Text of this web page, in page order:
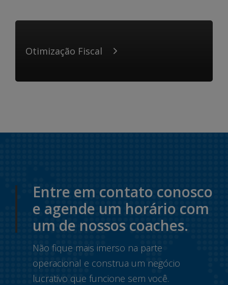
Otimização Fiscal
Entre em contato conosco
e agende um horário com
um de nossos coaches.
Não fique mais imerso na parte
operacional e construa um negócio
lucrativo que funcione sem você.